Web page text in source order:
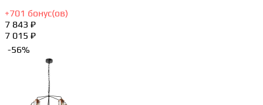
+701 бонус(ов)
7 843 ₽
7 015 ₽
-56%